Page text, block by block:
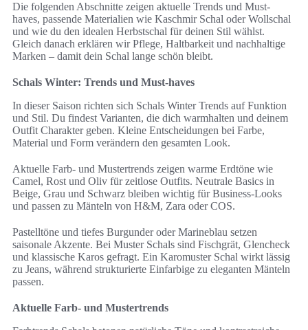
Die folgenden Abschnitte zeigen aktuelle Trends und Must-
haves, passende Materialien wie Kaschmir Schal oder Wollschal
und wie du den idealen Herbstschal für deinen Stil wählst.
Gleich danach erklären wir Pflege, Haltbarkeit und nachhaltige
Marken – damit dein Schal lange schön bleibt.
Schals Winter: Trends und Must-haves
In dieser Saison richten sich Schals Winter Trends auf Funktion
und Stil. Du findest Varianten, die dich warmhalten und deinem
Outfit Charakter geben. Kleine Entscheidungen bei Farbe,
Material und Form verändern den gesamten Look.
Aktuelle Farb- und Mustertrends zeigen warme Erdtöne wie
Camel, Rost und Oliv für zeitlose Outfits. Neutrale Basics in
Beige, Grau und Schwarz bleiben wichtig für Business-Looks
und passen zu Mänteln von H&M, Zara oder COS.
Pastelltöne und tiefes Burgunder oder Marineblau setzen
saisonale Akzente. Bei Muster Schals sind Fischgrät, Glencheck
und klassische Karos gefragt. Ein Karomuster Schal wirkt lässig
zu Jeans, während strukturierte Einfarbige zu eleganten Mänteln
passen.
Aktuelle Farb- und Mustertrends